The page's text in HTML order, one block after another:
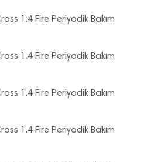
1.4 Fire Periyodik Bakım
1.4 Fire Periyodik Bakım
1.4 Fire Periyodik Bakım
1.4 Fire Periyodik Bakım